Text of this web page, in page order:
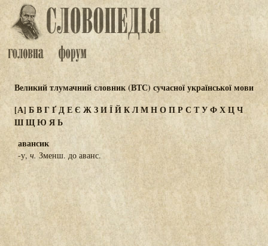
Великий тлумачний словник (ВТС) сучасної української мови
[А] БВГҐДЕЄ ЖЗИЇЙКЛМНОПР СТУФХЦЧ
ШЩЮЯЬ
авансик
-у, ч. Зменш. до аванс.